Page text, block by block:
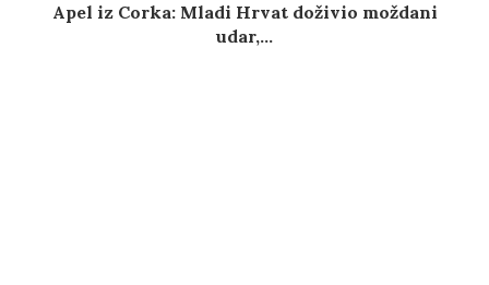
Apel iz Corka: Mladi Hrvat doživio moždani
udar,...